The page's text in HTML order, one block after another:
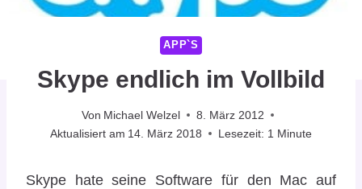
APP`S
Skype endlich im Vollbild
Von Michael Welzel
8. März 2012
Aktualisiert am 14. März 2018 Lesezeit: 1 Minute
Skype hate seine Software für den Mac auf